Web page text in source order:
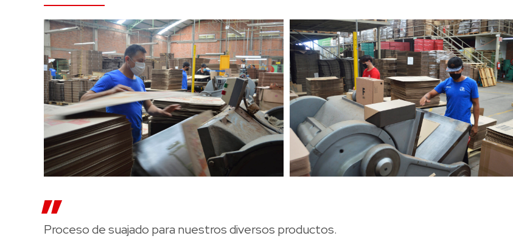
Proceso de suajado para nuestros diversos productos.